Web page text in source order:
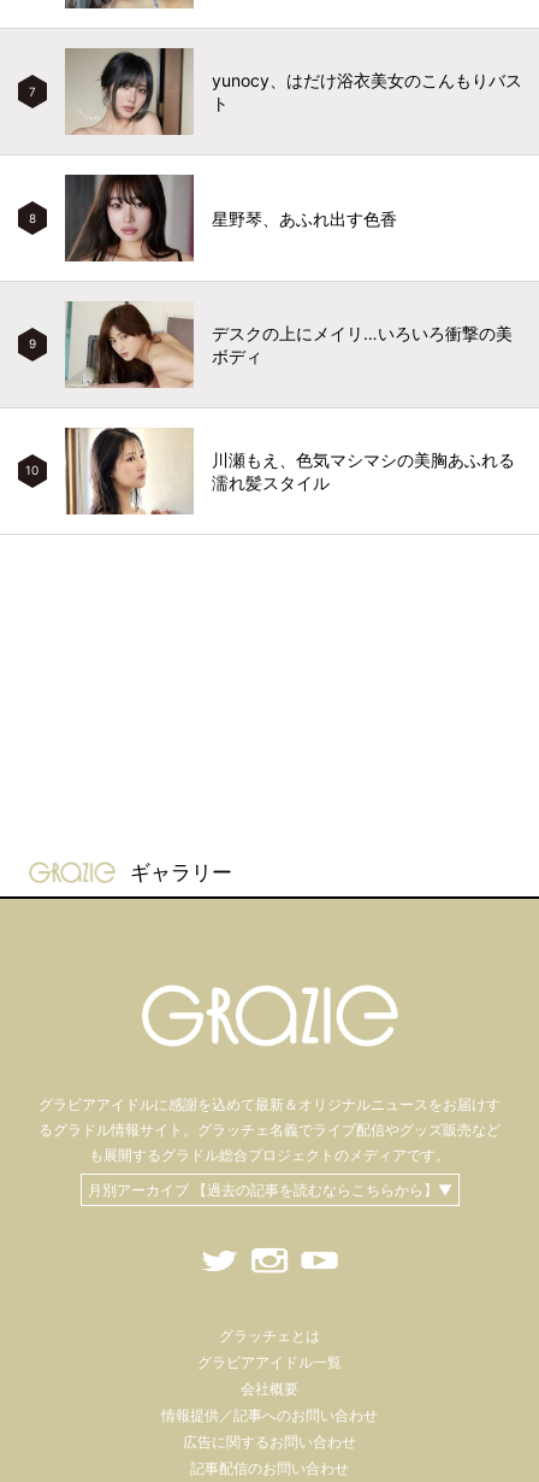
7
yunocy、はだけ浴衣美女のこんもりバス
ト
8 星野琴、あふれ出す色香
9
デスクの上にメイリ…いろいろ衝撃の美
ボディ
10
川瀬もえ、色気マシマシの美胸あふれる
濡れ髪スタイル
gravure-grazie
ギャラリー
グラビアアイドルに感謝を込めて最新＆オリジナルニュースをお届けす
るグラドル情報サイト。 グラッチェ名義でライブ配信やグッズ販売など
も 展開するグラドル総合プロジェクトのメディアです。
月別アーカイブ 【過去の記事を読むならこちらから】▼
グラッチェとは
グラビアアイドル一覧
会社概要
情報提供／記事へのお問い合わせ
広告に関するお問い合わせ
記事配信のお問い合わせ